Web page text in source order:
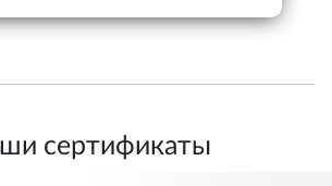
сертификаты